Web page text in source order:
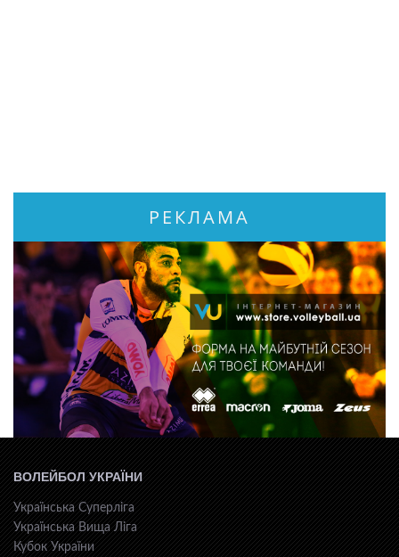
РЕКЛАМА
ВОЛЕЙБОЛ УКРАЇНИ
Українська Суперліга
Українська Вища Ліга
Кубок України